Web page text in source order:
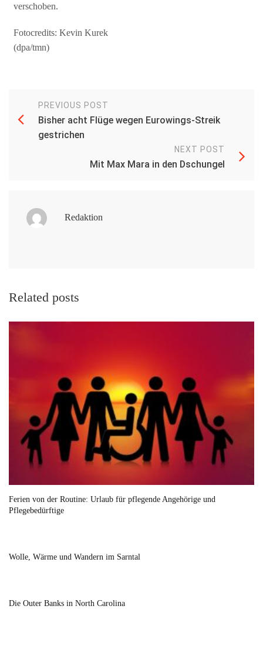
verschoben.
Fotocredits: Kevin Kurek
(dpa/tmn)
PREVIOUS POST
Bisher acht Flüge wegen Eurowings-Streik
gestrichen
NEXT POST
Mit Max Mara in den Dschungel
Redaktion
Related posts
Ferien von der Routine: Urlaub für pflegende Angehörige und
Pflegebedürftige
Wolle, Wärme und Wandern im Sarntal
Die Outer Banks in North Carolina